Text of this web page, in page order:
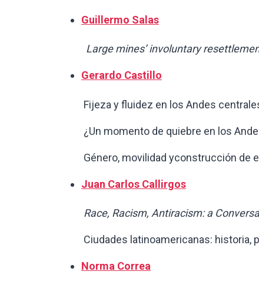
Guillermo Salas
Large mines’ involuntary
Gerardo Castillo
Fijeza y fluidez en los Andes
¿Un momento de quiebre en los
Género, movilidad yconstrucción de
Juan Carlos Callirgos
Race, Racism, Antiracism: a
Ciudades latinoamericanas: historia,
Norma Correa